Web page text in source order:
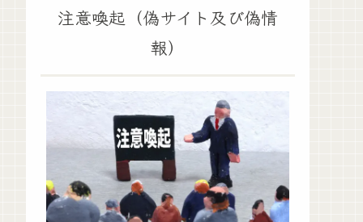
注意喚起（偽サイト及び偽情
報）